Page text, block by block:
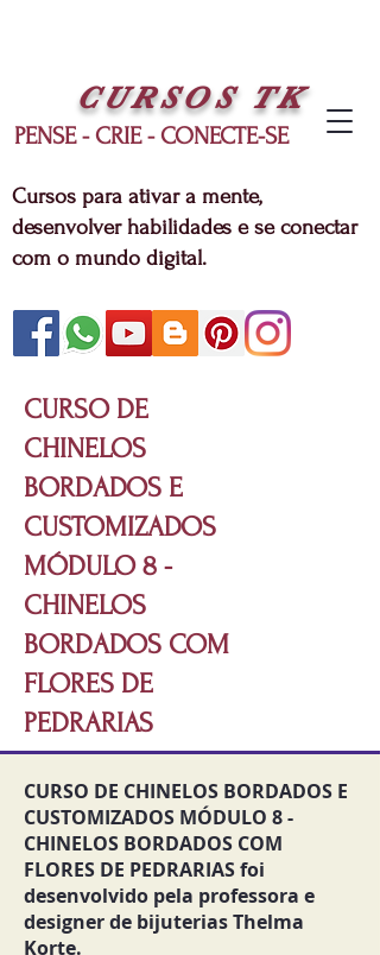
CURSOS TK
PENSE - CRIE - CONECTE-SE
Cursos para ativar a mente,
desenvolver habilidades e se conectar
com o mundo digital.
CURSO DE
CHINELOS
BORDADOS E
CUSTOMIZADOS
MÓDULO 8 -
CHINELOS
BORDADOS COM
FLORES DE
PEDRARIAS
CURSO DE CHINELOS BORDADOS E
CUSTOMIZADOS MÓDULO 8 -
CHINELOS BORDADOS COM
FLORES DE PEDRARIAS foi
desenvolvido pela professora e
designer de bijuterias Thelma
Korte.